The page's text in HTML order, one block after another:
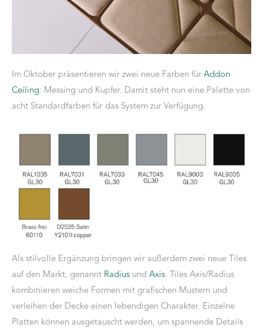
Im Oktober präsentieren wir zwei neue Farben für Addon
Ceiling: Messing und Kupfer. Damit steht nun eine Palette von
acht Standardfarben für das System zur Verfügung.
Als stilvolle Ergänzung bringen wir außerdem zwei neue Tiles
auf den Markt, genannt Radius und Axis. Tiles Axis/Radius
kombinieren weiche Formen mit grafischen Mustern und
verleihen der Decke einen lebendigen Charakter. Einzelne
Platten können ausgetauscht werden, um spannende Details